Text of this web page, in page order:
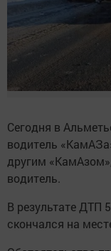
Сегодня в
водитель
другим
водитель.
В результате ДТП
скончался на